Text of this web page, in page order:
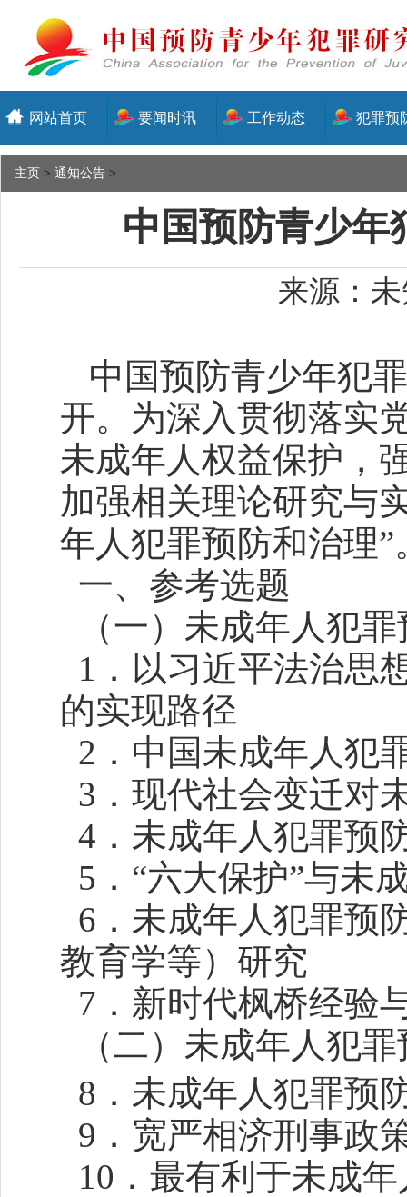
网站首页 要闻时讯 工作动态 犯罪预
主页 > 通知公告 >
中国预防青少年
来源：
中国预防青少年犯
开。为深入贯彻落实
未成年人权益保护，
加强相关理论研究与
年人犯罪预防和治理
一、参考选题
（一）未成年人犯
1．以习近平法治思
的实现路径
2．中国未成年人犯
3．现代社会变迁对
4．未成年人犯罪预
5．“六大保护”与未
6．未成年人犯罪预
教育学等）研究
7．新时代枫桥经验
（二）未成年人犯
8．未成年人犯罪预
9．宽严相济刑事政
10．最有利于未成